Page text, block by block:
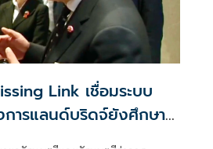
Link เชื่อมระบบ
การแลนด์บริดจ์ยังศึกษา